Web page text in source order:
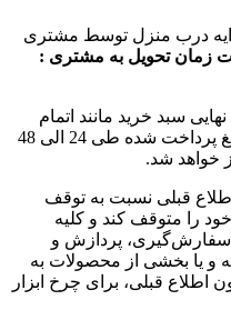
درب منزل توسط مشتری
زمان تحویل به مشتری :
سبد خرید مانند اتمام
موجودی کالا یا انصراف مشتری، مبلغ پرداخت شده طی 24 الی 48
خواهد شد.
قبلی نسبت به توقف
را متوقف کند و کلیه
پردازش و
یا بخشی از محصولات به
اطلاع قبلی، برای چرخ ابزار